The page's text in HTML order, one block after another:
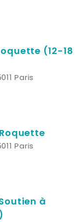
(12-18
Paris
Paris
à